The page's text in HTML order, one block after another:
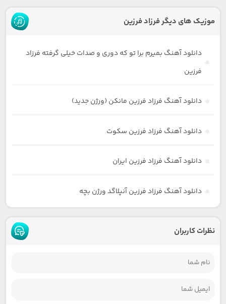
موزیک های دیگر فرزاد فرزین
دانلود آهنگ بمیرم برا تو که دوری و صدات خیلی گرفته فرزاد
فرزین
دانلود آهنگ فرزاد فرزین مانکن (ورژن جدید)
دانلود آهنگ فرزاد فرزین سکوت
دانلود آهنگ فرزاد فرزین ایران
دانلود آهنگ فرزاد فرزین آنپلاگد ورژن بچه
نظرات کاربران